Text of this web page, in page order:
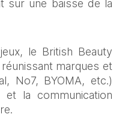
sur une baisse de la
le British Beauty
marques et
No7, BYOMA, etc.)
et la communication